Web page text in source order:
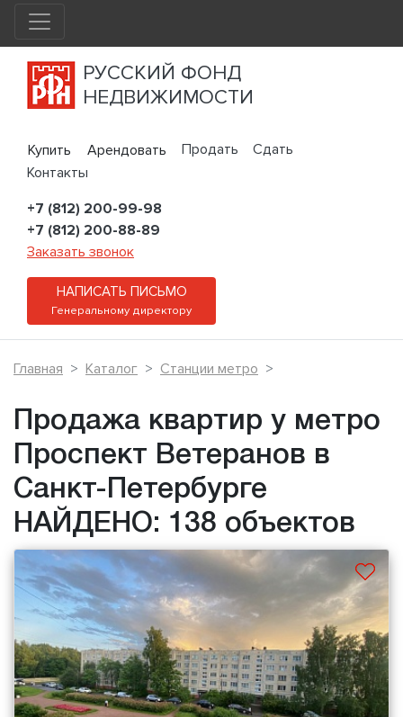
РУССКИЙ ФОНД
НЕДВИЖИМОСТИ
Купить Арендовать Продать
Сдать
Контакты
+7 (812) 200-99-98
+7 (812) 200-88-89
Заказать звонок
НАПИСАТЬ ПИСЬМО
Генеральному директору
Главная Каталог Станции метро
Продажа квартир у метро
Проспект Ветеранов в
Санкт-Петербурге
НАЙДЕНО: 138 объектов